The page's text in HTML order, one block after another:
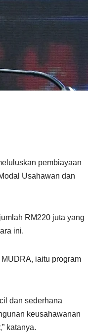
pembiayaan
Usahawan dan
RM220 juta yang
ini.
iaitu program
dan sederhana
keusahawanan
katanya.